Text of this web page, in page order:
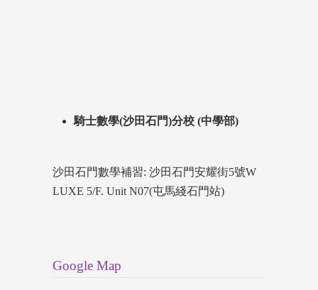
騎士數學(沙田石門)分校 (中學部)
沙田石門數學補習: 沙田石門安耀街5號W
LUXE 5/F. Unit N07(屯馬綫石門站)
Google Map